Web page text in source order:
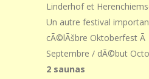
Linderhof et
Un autre festival
cÃ©lÃšbre Oktoberfest Ã
Septembre / dÃ©but
2 saunas